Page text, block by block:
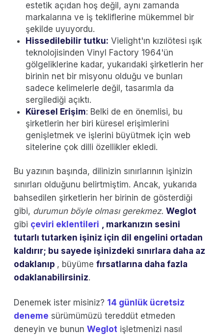
estetik açıdan hoş değil, aynı zamanda
markalarına ve iş tekliflerine mükemmel bir
şekilde uyuyordu.
Hissedilebilir tutku: Vielight'ın kızılötesi ışık
teknolojisinden Vinyl Factory 1964'ün
gölgeliklerine kadar, yukarıdaki şirketlerin her
birinin net bir misyonu olduğu ve bunları
sadece kelimelerle değil, tasarımla da
sergilediği açıktı.
Küresel Erişim: Belki de en önemlisi, bu
şirketlerin her biri küresel erişimlerini
genişletmek ve işlerini büyütmek için web
sitelerine çok dilli özellikler ekledi.
Bu yazının başında, dilinizin sınırlarının işinizin
sınırları olduğunu belirtmiştim. Ancak, yukarıda
bahsedilen şirketlerin her birinin de gösterdiği
gibi, durumun böyle olması gerekmez. Weglot
gibi çeviri eklentileri , markanızın sesini
tutarlı tutarken işiniz için dil engelini ortadan
kaldırır; bu sayede işinizdeki sınırlara daha az
odaklanıp , büyüme fırsatlarına daha fazla
odaklanabilirsiniz.
Denemek ister misiniz? 14 günlük ücretsiz
deneme sürümümüzü tereddüt etmeden
deneyin ve bunun Weglot işletmenizi nasıl